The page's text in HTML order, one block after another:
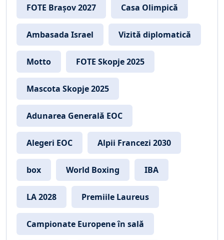
FOTE Brașov 2027 Casa Olimpică
Ambasada Israel Vizită diplomatică
Motto FOTE Skopje 2025
Mascota Skopje 2025
Adunarea Generală EOC
Alegeri EOC Alpii Francezi 2030
box World Boxing IBA
LA 2028 Premiile Laureus
Campionate Europene în sală